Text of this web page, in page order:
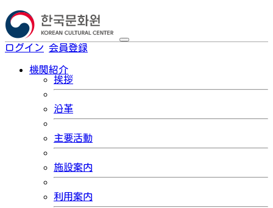
ログイン 会員登録
機関紹介
挨拶
沿革
主要活動
施設案内
利用案内